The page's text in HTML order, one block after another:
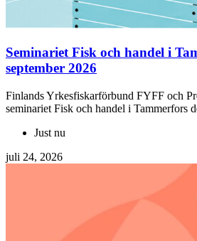
Seminariet Fisk och handel i
september 2026
Finlands Yrkesfiskarförbund FYFF och
seminariet Fisk och handel i Tammerfors
Just nu
juli 24, 2026